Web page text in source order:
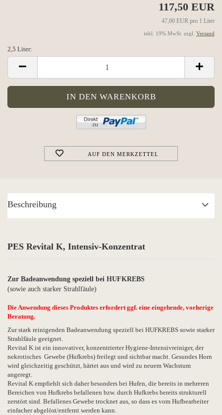
117,50 EUR
47,00 EUR pro 1 Liter
inkl. 19% MwSt. zzgl. Versand
2,5 Liter:
2,5
Liter
AUF DEN MERKZETTEL
Beschreibung
PES Revital K, Intensiv-Konzentrat
Zur Badeanwendung speziell bei HUFKREBS
(sowie auch starker Strahlfäule)
Die Anwendung dieses Produktes erfordert ggf. eine eingehende, vorherige
Beratung.
Zur stark reinigenden Badeanwendung speziell bei HUFKREBS sowie starker
Strahlfäule geeignet.
Revital K ist ein innovativer, konzentrierter Hygiene-Intensivreiniger, der
nekrotisches Gewebe (Hufkrebs) freilegt und sichtbar macht. Gesundes Horn
wird gleichzeitig geschützt, härtet aus und wird zu neuem Wachstum
angeregt.
Revital K empfiehlt sich daher besonders bei Hufen, die bereits in mehreren
Bereichen von Hufkrebs befallenen bzw. durch Hufkrebs bereits strukturell
zerstört sind. Befallenes Gewebe trocknet aus, so dass es vom Hufbearbeiter
einfacher abgelöst/entfernt werden kann.